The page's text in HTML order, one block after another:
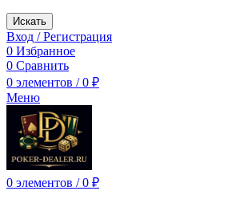
Искать
Вход / Регистрация
0 Избранное
0 Сравнить
0 элементов / 0 ₽
Меню
0 элементов / 0 ₽